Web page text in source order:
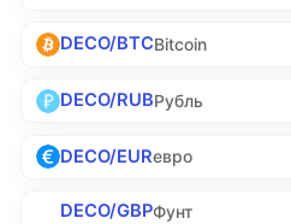
DECO/BTCBitcoin
DECO/RUBРубль
DECO/EURевро
DECO/GBPФунт